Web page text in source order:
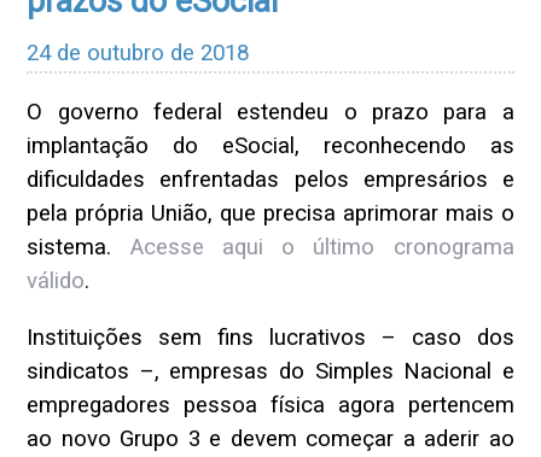
24 de outubro de 2018
O governo federal estendeu o prazo para a
implantação do eSocial, reconhecendo as
dificuldades enfrentadas pelos empresários e
pela própria União, que precisa aprimorar mais o
sistema. Acesse aqui o último cronograma
válido.
Instituições sem fins lucrativos – caso dos
sindicatos –, empresas do Simples Nacional e
empregadores pessoa física agora pertencem
ao novo Grupo 3 e devem começar a aderir ao